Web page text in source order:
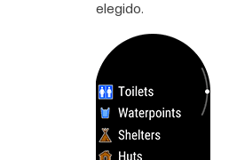
elegido.